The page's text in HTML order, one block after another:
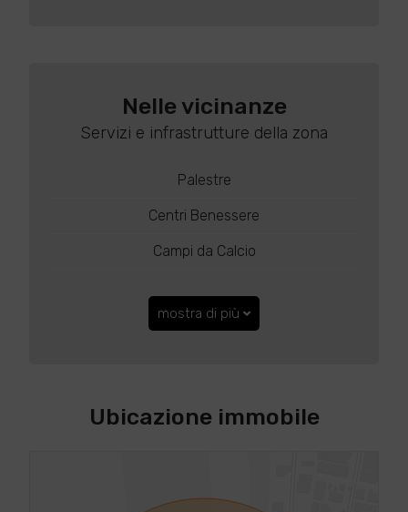
Nelle vicinanze
Servizi e infrastrutture della zona
Palestre
Centri Benessere
Campi da Calcio
mostra di più
Ubicazione immobile